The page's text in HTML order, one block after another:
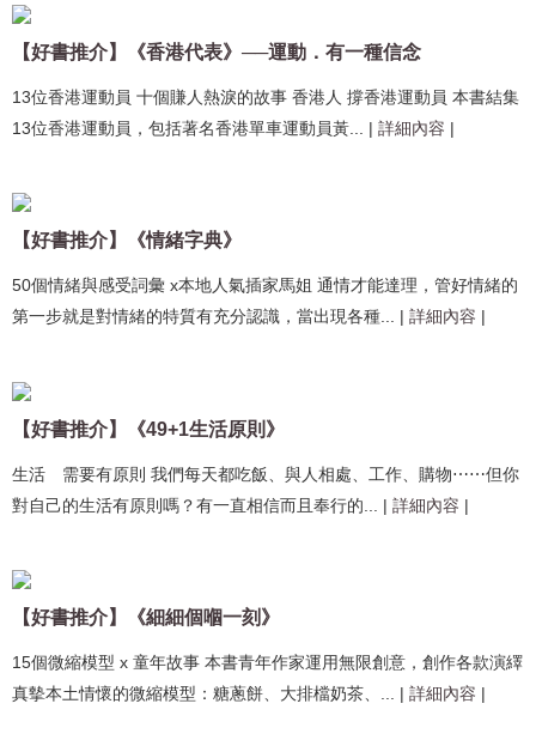
【好書推介】《香港代表》──運動．有一種信念
13位香港運動員 十個賺人熱淚的故事 香港人 撐香港運動員 本書結集
13位香港運動員，包括著名香港單車運動員黃... | 詳細內容 |
【好書推介】《情緒字典》
50個情緒與感受詞彙 x本地人氣插家馬姐 通情才能達理，管好情緒的
第一步就是對情緒的特質有充分認識，當出現各種... | 詳細內容 |
【好書推介】《49+1生活原則》
生活 需要有原則 我們每天都吃飯、與人相處、工作、購物⋯⋯但你
對自己的生活有原則嗎？有一直相信而且奉行的... | 詳細內容 |
【好書推介】《細細個嗰一刻》
15個微縮模型 x 童年故事 本書青年作家運用無限創意，創作各款演繹
真摰本土情懷的微縮模型：糖蔥餅、大排檔奶茶、... | 詳細內容 |